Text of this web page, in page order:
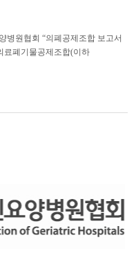
병원협회 “의폐공제조합 보고서
료폐기물공제조합(이하
저귀에서 각종 감...